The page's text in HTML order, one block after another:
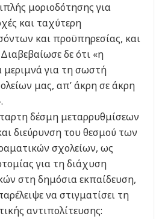
μοριοδότησης για
και ταχύτερη
και προϋπηρεσίας, και
δε ότι «η
μεριμνά για τη σωστή
μας, απ’ άκρη σε άκρη
δέσμη μεταρρυθμίσεων
διεύρυνση του θεσμού των
σχολείων, ως
για τη διάχυση
στη δημόσια εκπαίδευση,
να στιγματίσει τη
αντιπολίτευσης: